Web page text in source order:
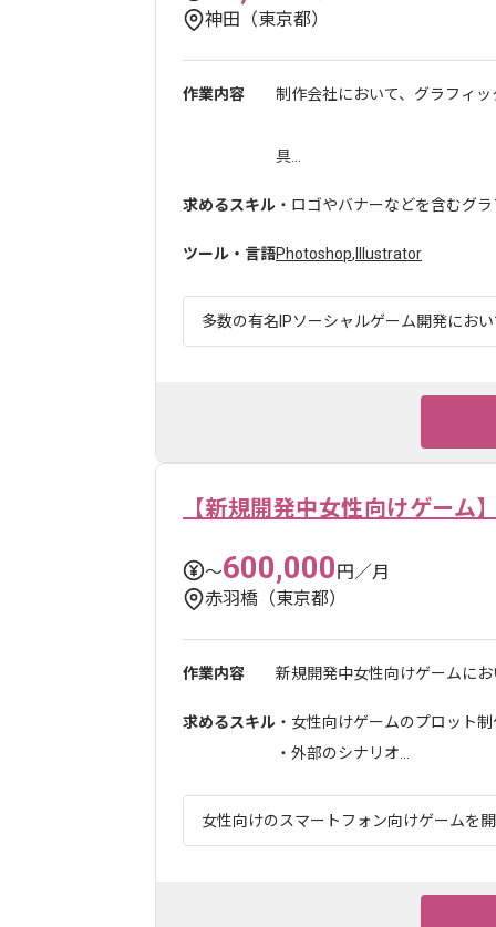
神田（東京都）
作業内容 制作会社において、グラフィ
具...
求めるスキル ・ロゴやバナーなどを含むグ
ツール・言語Photoshop, Illustrator
多数の有名IPソーシャルゲーム開発にお
【新規開発中女性向けゲーム
〜600,000円／月
赤羽橋（東京都）
作業内容 新規開発中女性向けゲームに
求めるスキル ・女性向けゲームのプロット
・外部のシナリオ...
女性向けのスマートフォン向けゲームを